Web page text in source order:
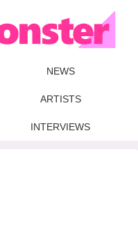
NEWS
ARTISTS
INTERVIEWS